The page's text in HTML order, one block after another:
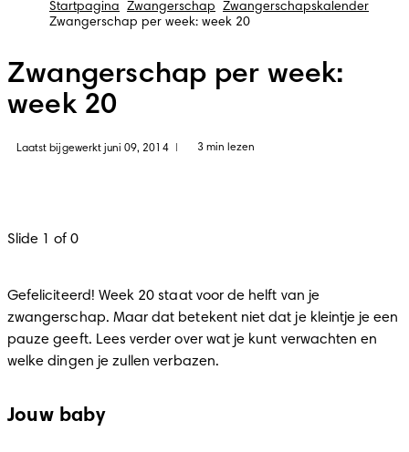
Startpagina Zwangerschap
Zwangerschapskalender
Zwangerschap per week: week 20
Zwangerschap per week:
week 20
Laatst bijgewerkt juni 09, 2014 3 min lezen
Slide 1 of 0
Gefeliciteerd! Week 20 staat voor de helft van je
zwangerschap. Maar dat betekent niet dat je kleintje je een
pauze geeft. Lees verder over wat je kunt verwachten en
welke dingen je zullen verbazen.
Jouw baby